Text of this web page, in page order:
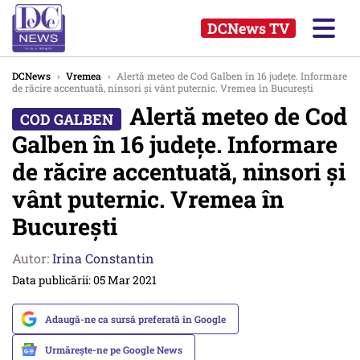
DCNews TV
DCNews › Vremea › Alertă meteo de Cod Galben în 16 județe. Informare
de răcire accentuată, ninsori și vânt puternic. Vremea în București
Alertă meteo de Cod
Galben în 16 județe. Informare
de răcire accentuată, ninsori și
vânt puternic. Vremea în
București
Autor:Irina Constantin
Data publicării: 05 Mar 2021
Adaugă-ne ca sursă preferată în Google
Urmărește-ne pe Google News